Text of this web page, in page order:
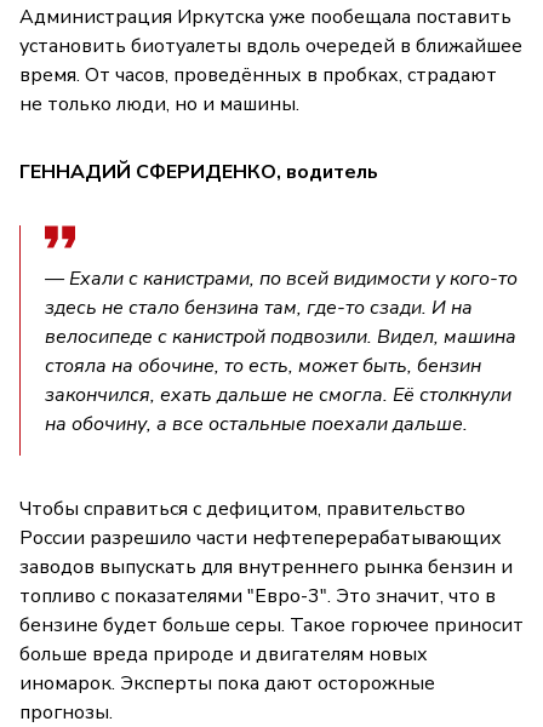
Администрация Иркутска уже пообещала поставить
установить биотуалеты вдоль очередей в ближайшее
время. От часов, проведённых в пробках, страдают
не только люди, но и машины.
ГЕННАДИЙ СФЕРИДЕНКО, водитель
— Ехали с канистрами, по всей видимости у кого-то
здесь не стало бензина там, где-то сзади. И на
велосипеде с канистрой подвозили. Видел, машина
стояла на обочине, то есть, может быть, бензин
закончился, ехать дальше не смогла. Её столкнули
на обочину, а все остальные поехали дальше.
Чтобы справиться с дефицитом, правительство
России разрешило части нефтеперерабатывающих
заводов выпускать для внутреннего рынка бензин и
топливо с показателями "Евро-3". Это значит, что в
бензине будет больше серы. Такое горючее приносит
больше вреда природе и двигателям новых
иномарок. Эксперты пока дают осторожные
прогнозы.